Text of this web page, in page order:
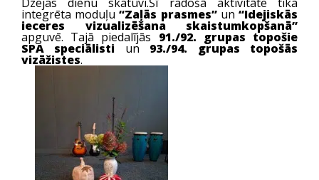
integrēta moduļu“Zaļās prasmes”un“Idejiskās
ieceres vizualizēšana skaistumkopšanā”
apguvē. Tajā piedalījās 91./92. grupas topošie
SPA speciālisti un 93./94. grupas topošās
vizāžistes.